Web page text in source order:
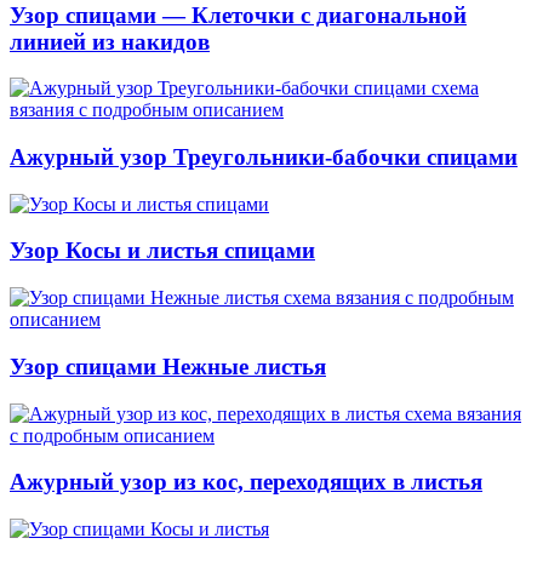
Узор спицами — Клеточки с диагональной
линией из накидов
Ажурный узор Треугольники-бабочки спицами
Узор Косы и листья спицами
Узор спицами Нежные листья
Ажурный узор из кос, переходящих в листья